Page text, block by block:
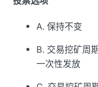
A. 保持不变
B. 交易挖矿周
一次性发放